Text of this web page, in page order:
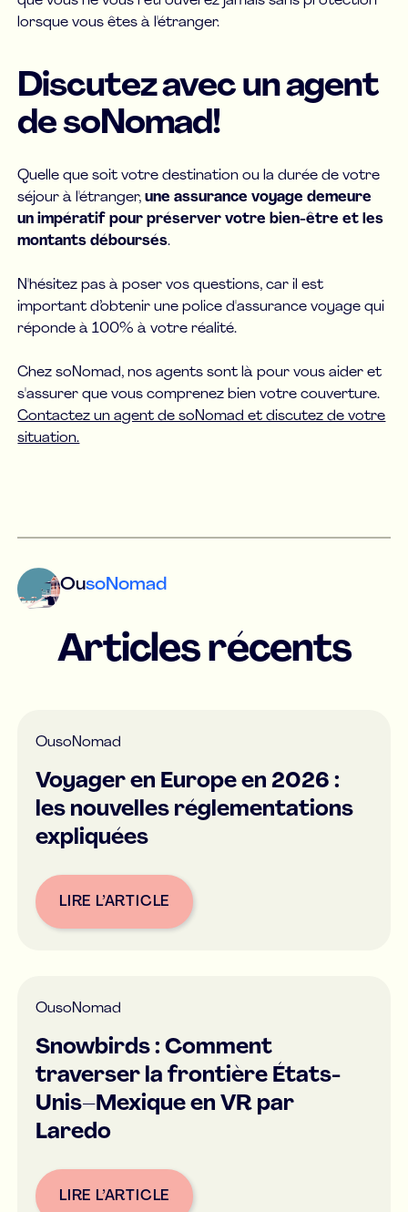
lorsque vous êtes à l'étranger.
Discutez avec un agent
de soNomad!
Quelle que soit votre destination ou la durée de votre
séjour à l'étranger,une assurance voyage demeure
un impératif pour préserver votre bien-être et les
montants déboursés.
N'hésitez pas à poser vos questions, car il est
important d’obtenir une police d'assurance voyage qui
réponde à 100% à votre réalité.
Chez soNomad, nos agents sont là pour vous aider et
s'assurer que vous comprenez bien votre couverture.
Contactez un agent de soNomad et discutez de votre
situation.
OusoNomad
Articles récents
OusoNomad
Voyager en Europe en 2026 :
les nouvelles réglementations
expliquées
Button Text
LIRE L’ARTICLE
OusoNomad
Snowbirds : Comment
traverser la frontière États-
Unis–Mexique en VR par
Laredo
Button Text
LIRE L’ARTICLE